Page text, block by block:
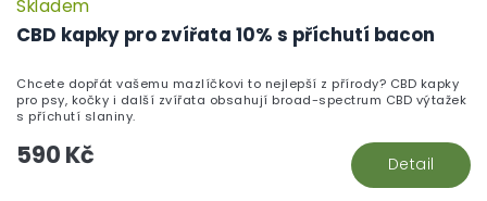
CBD kapky pro zvířata 10% s příchutí bacon
Skladem
590 Kč Detail
Chcete dopřát vašemu mazlíčkovi to nejlepší z přírody? CBD kapky
pro psy, kočky i další zvířata obsahují broad-spectrum CBD výtažek
s příchutí slaniny.